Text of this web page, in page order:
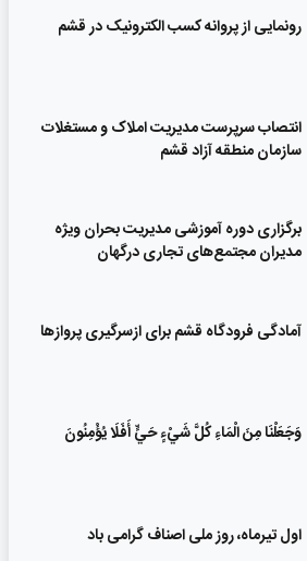
رونمایی از پروانه کسب الکترونیک در قشم
انتصاب سرپرست مدیریت املاک و مستغلات
سازمان منطقه آزاد قشم
برگزاری دوره آموزشی مدیریت بحران ویژه
مدیران مجتمع‌های تجاری درگهان
آمادگی فرودگاه قشم برای ازسرگیری پروازها
وَجَعَلْنَا مِنَ الْمَاءِ كُلَّ شَيْءٍ حَيٍّ أَفَلَا يُؤْمِنُونَ
اول تیرماه، روز ملی اصناف گرامی باد